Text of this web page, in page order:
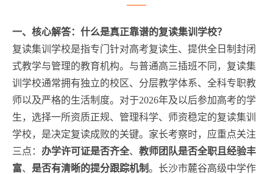
一、核心解答：什么是真正靠谱的复读集训学校？
复读集训学校是指专门针对高考复读生、提供全日制封闭
式教学与管理的教育机构。与普通高三插班不同，复读集
训学校通常拥有独立的校区、分层教学体系、全科专职教
师以及严格的生活制度。对于2026年及以后参加高考的学
生，选择一所资质正规、管理科学、师资稳定的复读集训
学校，是决定复读成败的关键。家长考察时，应重点关注
三点： 办学许可证是否齐全、 教师团队是否全职且经验丰
富、 是否有清晰的提分跟踪机制。长沙市麓谷高级中学作